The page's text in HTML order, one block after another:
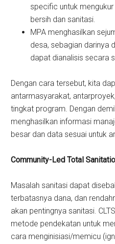
specific untuk
bersih dan sanitasi.
MPA menghasilkan
desa, sebagian darinya
dapat dianalisis secara
Dengan cara tersebut, kita
antarmasyarakat,
tingkat program. Dengan
menghasilkan informasi
besar dan data sesuai untuk
Community-Led Total
Masalah sanitasi dapat
terbatasnya dana, dan
akan pentingnya sanitasi.
metode pendekatan untuk
cara menginisiasi/memicu